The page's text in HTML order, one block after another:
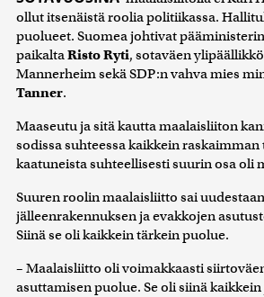
kerätty, kun olet käyttänyt heidän
saatetaan myös siirtää ulkomaille.
ollut itsenäistä roolia politiikassa.
puolueet. Suomea johtivat
paikaltaRisto Ryti, sotaväen
Mannerheim sekä SDP:n vahva mies
Tanner.
Maaseutu ja sitä kautta maalaisliiton
sodissa suhteessa kaikkein
kaatuneista suhteellisesti suurin osa oli
Suuren roolin maalaisliitto sai
jälleenrakennuksen ja evakkojen
Siinä se oli kaikkein tärkein puolue.
– Maalaisliitto oli voimakkaasti
asuttamisen puolue. Se oli siinä